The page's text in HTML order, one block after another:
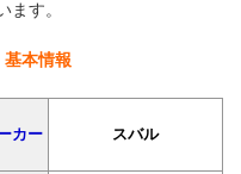
ます。
本情報
カー スバル